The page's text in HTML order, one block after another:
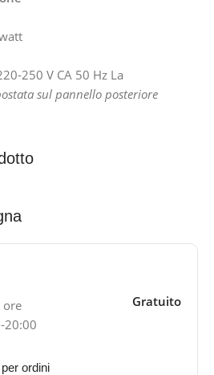
ore
20:00
Gratuito
ordini
250 V CA 50 Hz La
sul pannello posteriore